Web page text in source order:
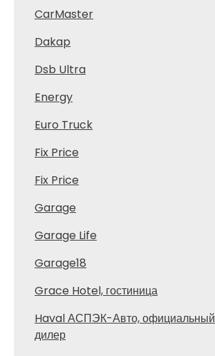
CarMaster
Dakap
Dsb Ultra
Energy
Euro Truck
Fix Price
Fix Price
Garage
Garage Life
Garage18
Grace Hotel, гостиница
Haval АСПЭК-Авто, официальный
дилер